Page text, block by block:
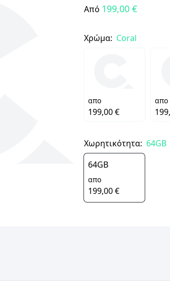
Από 199,00 €
Χρώμα: Coral
απο
199,00 €
απο
Χωρητικότητα: 64GB
64GB
απο
199,00 €